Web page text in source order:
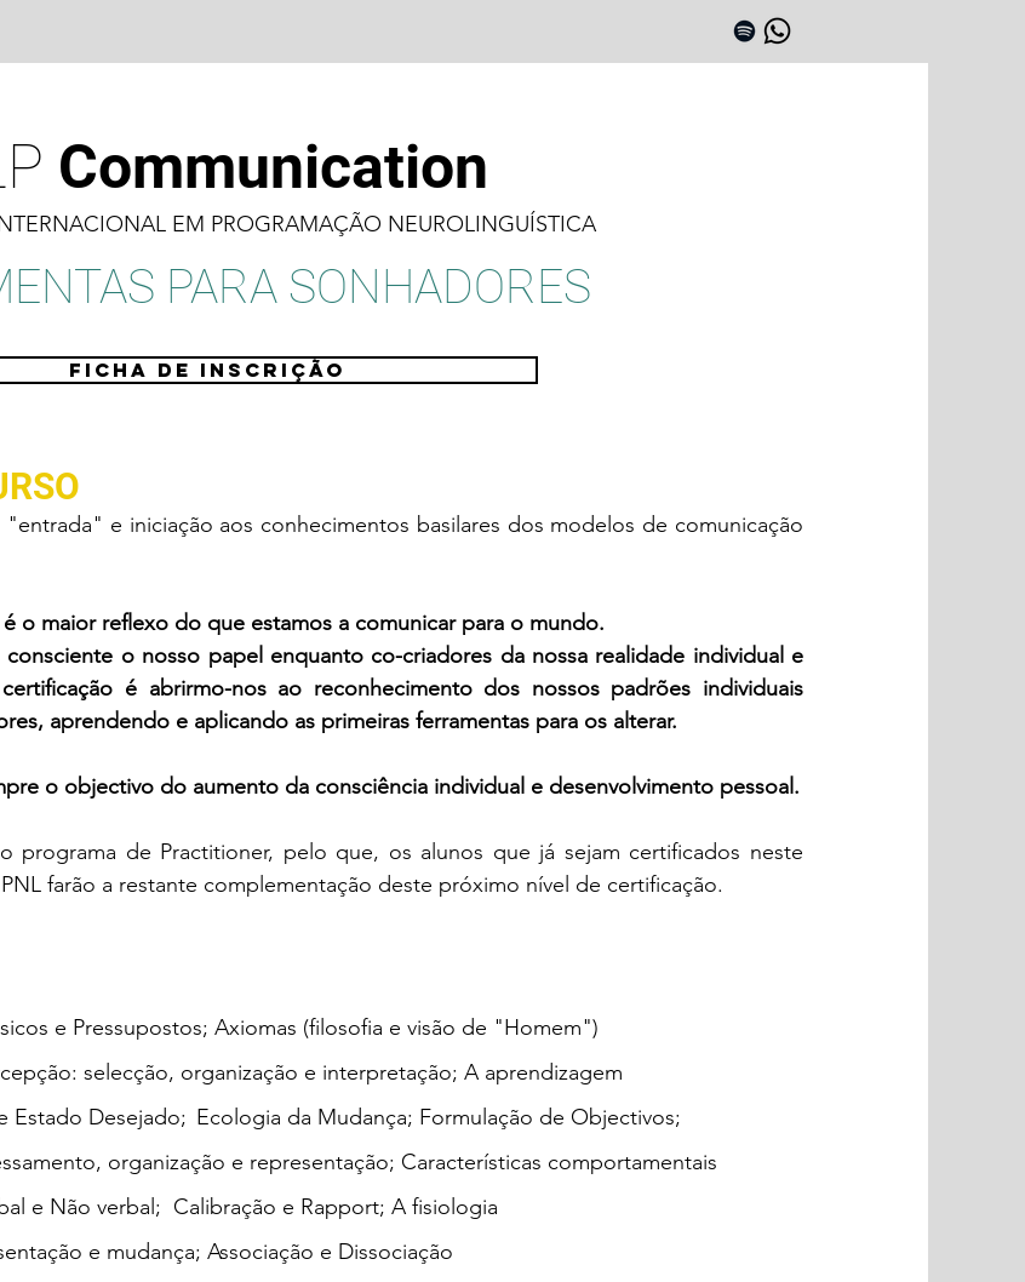
Communication
EM PROGRAMAÇÃO NEUROLINGUÍSTICA
PARA SONHADORES
FICHA DE INSCRIÇÃO
e iniciação aos conhecimentos basilares dos modelos de comunicação
o maior reflexo do que estamos a comunicar para o mundo.
o nosso papel enquanto co-criadores da nossa realidade individual e
é abrirmo-nos ao reconhecimento dos nossos padrões individuais
aprendendo e aplicando as primeiras ferramentas para os alterar.
o objectivo do aumento da consciência individual e desenvolvimento pessoal.
programa de Practitioner, pelo que, os alunos que já sejam certificados neste
farão a restante complementação deste próximo nível de certificação.
e Pressupostos; Axiomas (filosofia e visão de "Homem")
selecção, organização e interpretação; A aprendizagem
Estado Desejado; Ecologia da Mudança; Formulação de Objectivos;
organização e representação; Características comportamentais
e Não verbal; Calibração e Rapport; A fisiologia
e mudança; Associação e Dissociação